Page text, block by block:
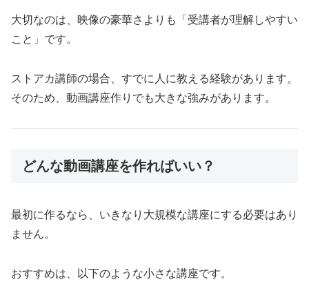
大切なのは、映像の豪華さよりも「受講者が理解しやすい
こと」です。
ストアカ講師の場合、すでに人に教える経験があります。
そのため、動画講座作りでも大きな強みがあります。
どんな動画講座を作ればいい？
最初に作るなら、いきなり大規模な講座にする必要はあり
ません。
おすすめは、以下のような小さな講座です。